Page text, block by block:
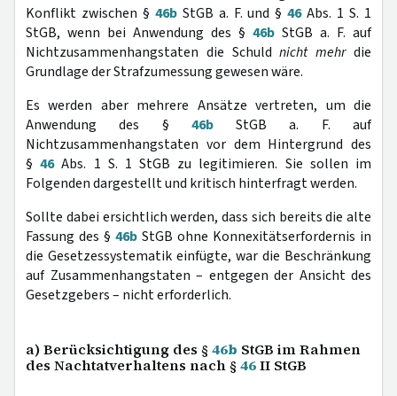
Konflikt zwischen § 46bStGB a. F. und §46Abs. 1 S. 1
StGB, wenn bei Anwendung des § 46b StGB a. F. auf
Nichtzusammenhangstaten die Schuldnicht mehrdie
Grundlage der Strafzumessung gewesen wäre.
Es werden aber mehrere Ansätze vertreten, um die
Anwendung des § 46bStGB a. F. auf
Nichtzusammenhangstaten vor dem Hintergrund des
§46Abs. 1 S. 1 StGB zu legitimieren. Sie sollen im
Folgenden dargestellt und kritisch hinterfragt werden.
Sollte dabei ersichtlich werden, dass sich bereits die alte
Fassung des § 46b StGB ohne Konnexitätserfordernis in
die Gesetzessystematik einfügte, war die Beschränkung
auf Zusammenhangstaten – entgegen der Ansicht des
Gesetzgebers – nicht erforderlich.
a) Berücksichtigung des § 46b StGB im Rahmen
des Nachtatverhaltens nach § 46II StGB